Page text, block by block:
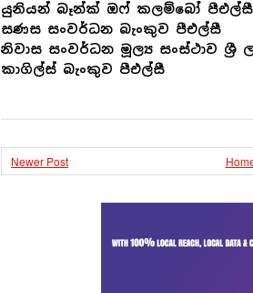
යුනියන් බෑන්ක් ඔෆ් කලම්බෝ පීඑල්සී
සණස සංවර්ධන බැංකුව පීඑල්සී
නිවාස සංවර්ධන මූල්‍ය සංස්ථාව ශ්‍රී
කාගිල්ස් බැංකුව පීඑල්සී
Newer Post